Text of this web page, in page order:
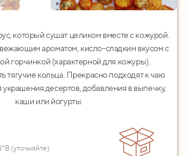
который сушат целиком вместе с кожурой.
ароматом, кисло-сладким вкусом с
горчинкой (характерной для кожуры).
тягучие кольца. Прекрасно подходят к чаю
украшения десертов, добавления в выпечку,
каши или йогурты.
(уточняйте)